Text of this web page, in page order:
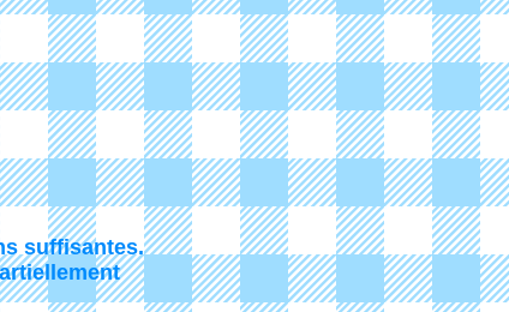
suffisantes.